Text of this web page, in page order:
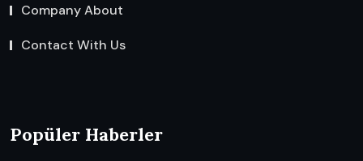
Company About
Contact With Us
Popüler Haberler